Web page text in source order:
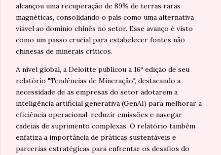
alcançou uma recuperação de 89% de terras raras
magnéticas, consolidando o país como uma alternativa
viável ao domínio chinês no setor. Esse avanço é visto
como um passo crucial para estabelecer fontes não
chinesas de minerais críticos.
A nível global, a Deloitte publicou a 16ª edição de seu
relatório "Tendências de Mineração", destacando a
necessidade de as empresas do setor adotarem a
inteligência artificial generativa (GenAI) para melhorar a
eficiência operacional, reduzir emissões e navegar
cadeias de suprimento complexas. O relatório também
enfatiza a importância de práticas sustentáveis e
parcerias estratégicas para enfrentar os desafios do